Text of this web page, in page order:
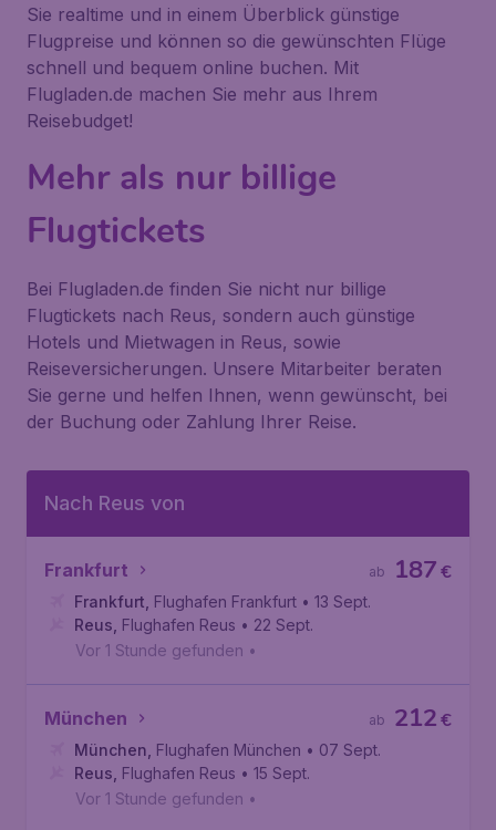
Sie realtime und in einem Überblick günstige
Flugpreise und können so die gewünschten Flüge
schnell und bequem online buchen. Mit
Flugladen.de machen Sie mehr aus Ihrem
Reisebudget!
Mehr als nur billige
Flugtickets
Bei Flugladen.de finden Sie nicht nur billige
Flugtickets nach Reus, sondern auch günstige
Hotels und Mietwagen in Reus, sowie
Reiseversicherungen. Unsere Mitarbeiter beraten
Sie gerne und helfen Ihnen, wenn gewünscht, bei
der Buchung oder Zahlung Ihrer Reise.
Nach Reus von
Frankfurt €
187
ab
Frankfurt Flughafen Frankfurt • 13 Sept.
Reus Flughafen Reus • 22 Sept.
Vor 1 Stunde gefunden •
München €
212
ab
München Flughafen München • 07 Sept.
Reus Flughafen Reus • 15 Sept.
Vor 1 Stunde gefunden •